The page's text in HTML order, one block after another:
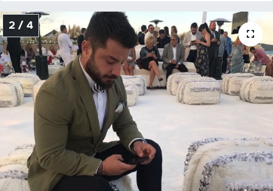
2 / 4